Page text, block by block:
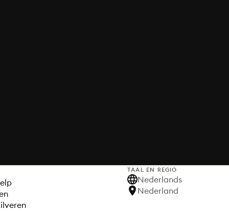
TAAL EN REGIO
Nederlands
Nederland